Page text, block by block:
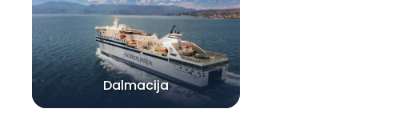
Dalmacija